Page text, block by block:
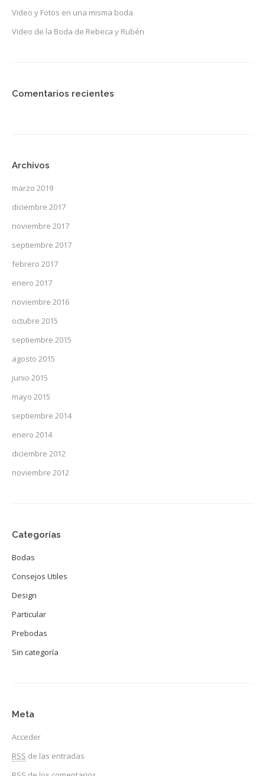
Video y Fotos en una misma boda
Video de la Boda de Rebeca y Rubén
Comentarios recientes
Archivos
marzo 2019
diciembre 2017
noviembre 2017
septiembre 2017
febrero 2017
enero 2017
noviembre 2016
octubre 2015
septiembre 2015
agosto 2015
junio 2015
mayo 2015
septiembre 2014
enero 2014
diciembre 2012
noviembre 2012
Categorías
Bodas
Consejos Utiles
Design
Particular
Prebodas
Sin categoría
Meta
Acceder
RSS de las entradas